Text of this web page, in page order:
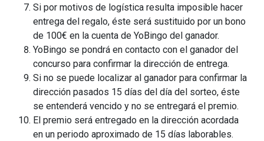
Si por motivos de logística resulta imposible hacer
entrega del regalo, éste será sustituido por un bono
de 100€ en la cuenta de YoBingo del ganador.
YoBingo se pondrá en contacto con el ganador del
concurso para confirmar la dirección de entrega.
Si no se puede localizar al ganador para confirmar la
dirección pasados 15 días del día del sorteo, éste
se entenderá vencido y no se entregará el premio.
El premio será entregado en la dirección acordada
en un periodo aproximado de 15 días laborables.